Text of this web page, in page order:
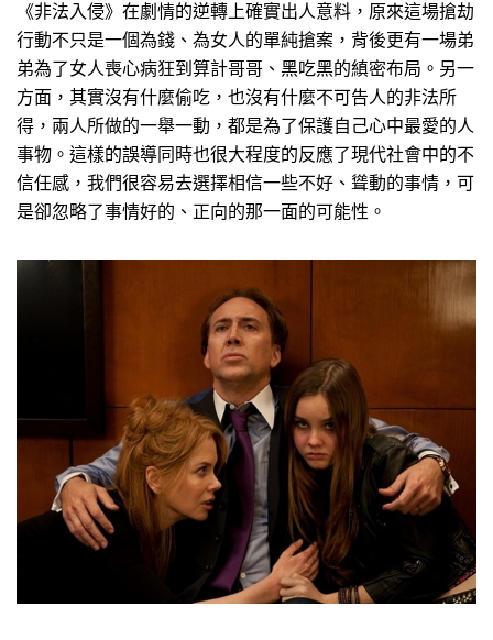
《非法入侵》在劇情的逆轉上確實出人意料，原來這場搶劫
行動不只是一個為錢、為女人的單純搶案，背後更有一場弟
弟為了女人喪心病狂到算計哥哥、黑吃黑的縝密布局。另一
方面，其實沒有什麼偷吃，也沒有什麼不可告人的非法所
得，兩人所做的一舉一動，都是為了保護自己心中最愛的人
事物。這樣的誤導同時也很大程度的反應了現代社會中的不
信任感，我們很容易去選擇相信一些不好、聳動的事情，可
是卻忽略了事情好的、正向的那一面的可能性。